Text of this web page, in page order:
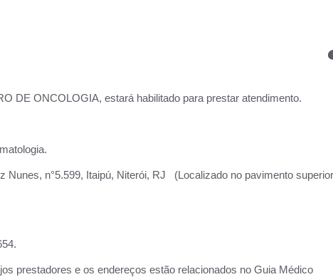
DE ONCOLOGIA, estará habilitado para prestar atendimento.
Nunes, n°5.599, Itaipú, Niterói, RJ (Localizado no pavimento
prestadores e os endereços estão relacionados no Guia Médico